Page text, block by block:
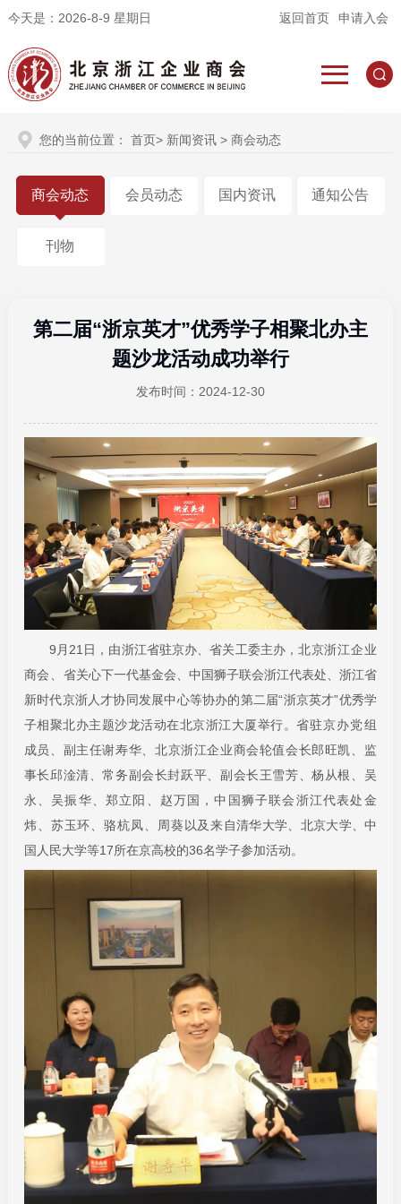
返回首页 申请入会
今天是： 2026-8-9 星期日
您的当前位置： 首页> 新闻资讯> 商会动态
商会动态 会员动态 国内资讯 通知公告
刊物
第二届“浙京英才”优秀学子相聚北办主
题沙龙活动成功举行
发布时间：2024-12-30
9月21日，由浙江省驻京办、省关工委主办，北京浙江企业
商会、 省关心下一代基金会、中国狮子联会浙江代表处、浙江省
新时代京浙人才协同发展中心等协办的第二届“浙京英才”优秀学
子相聚北办主题沙龙活动在北京浙江大厦举行。省驻京办党组
成员、副主任谢寿华
北京浙江企业商会轮值会长郎旺凯、监
事长邱淦清、常务副会长封跃平、 副会长王雪芳、杨从根、吴
永、吴振华、郑立阳、赵万国，中国狮子联会浙江代表处金
炜、苏玉环、骆杭凤、周葵以及来自清华大学、北京大学、中
国人民大学等17所在京高校的36名学子参加活动。